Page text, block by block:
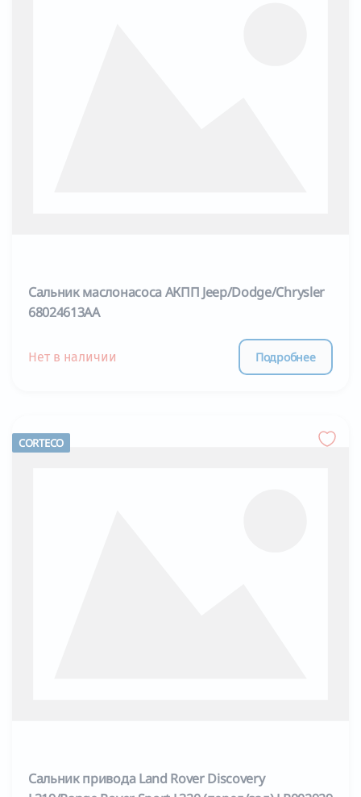
Сальник маслонасоса АКПП Jeep/Dodge/Chrysler
68024613AA
Нет в наличии Подробнее
CORTECO
Сальник привода Land Rover Discovery